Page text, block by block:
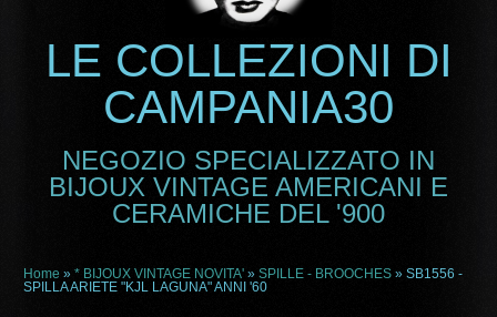
LE COLLEZIONI DI
CAMPANIA30
NEGOZIO SPECIALIZZATO IN
BIJOUX VINTAGE AMERICANI E
CERAMICHE DEL '900
Home » * BIJOUX VINTAGE NOVITA' » SPILLE - BROOCHES » SB1556 -
SPILLA ARIETE "KJL LAGUNA" ANNI '60